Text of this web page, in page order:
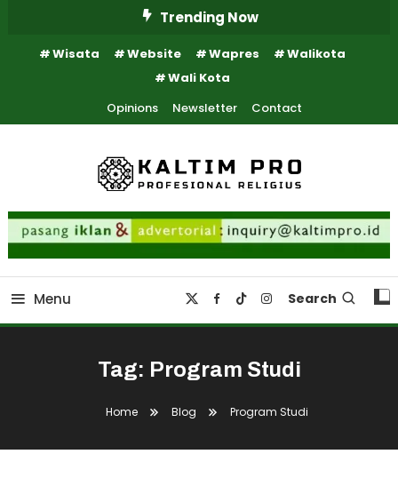
Content
Trending Now
Wisata Website Wapres
Walikota
Wali Kota
Opinions
Newsletter Contact
Kaltim Pro
Kaltim Profesional Religius
Menu Search
Tag: Program Studi
Home Blog Program Studi